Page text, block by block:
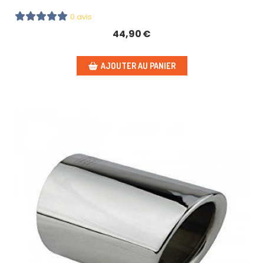
0 avis
44,90€
AJOUTER AU PANIER